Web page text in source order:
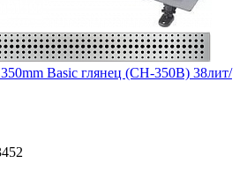
Basic глянец (CH-350B) 38лит/